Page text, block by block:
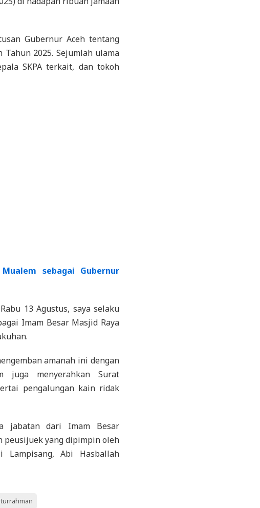
Gubernur Aceh tentang
2025. Sejumlah ulama
SKPA terkait, dan tokoh
sebagai Gubernur
13 Agustus, saya selaku
Imam Besar Masjid Raya
amanah ini dengan
juga menyerahkan Surat
pengalungan kain ridak
jabatan dari Imam Besar
peusijuek yang dipimpin oleh
Abi Hasballah